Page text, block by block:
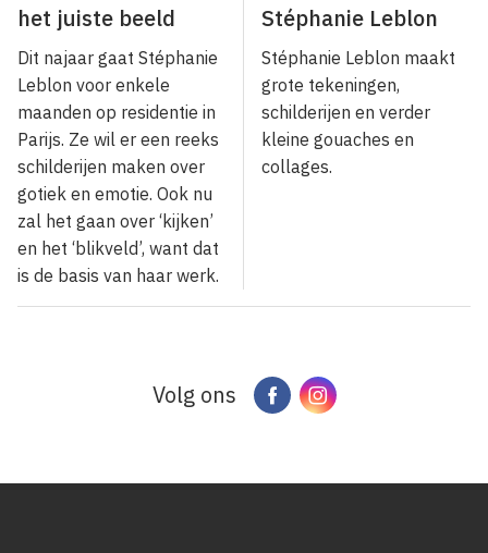
het juiste beeld
Dit najaar gaat Stéphanie
Leblon voor enkele
maanden op residentie in
Parijs. Ze wil er een reeks
schilderijen maken over
gotiek en emotie. Ook nu
zal het gaan over ‘kijken’
en het ‘blikveld’, want dat
is de basis van haar werk.
Stéphanie Leblon
Stéphanie Leblon maakt
grote tekeningen,
schilderijen en verder
kleine gouaches en
collages.
Volg ons FacebookInstagram